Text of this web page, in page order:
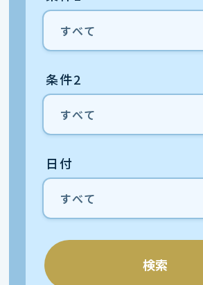
条件2
日付
検索